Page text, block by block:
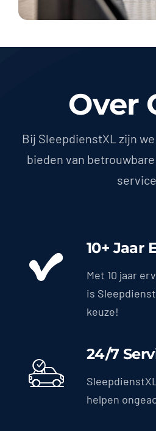
Over
Bij SleepdienstXL zijn
bieden van
service
10+ Jaar
Met 10 jaar
is
keuze!
24/7
helpen